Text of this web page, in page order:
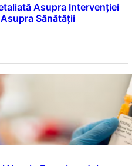
Asupra Intervenției
Sănătății